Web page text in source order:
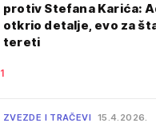
protiv Stefana Karića:
otkrio detalje, evo za
tereti
1
ZVEZDE I TRAČEVI 15.4.2026.